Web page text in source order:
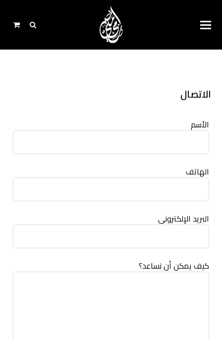
الاتصال
Leave
this
blank
الأسم
الهاتف
البريد الإلكتروني
كيف يمكن أن نساعد؟